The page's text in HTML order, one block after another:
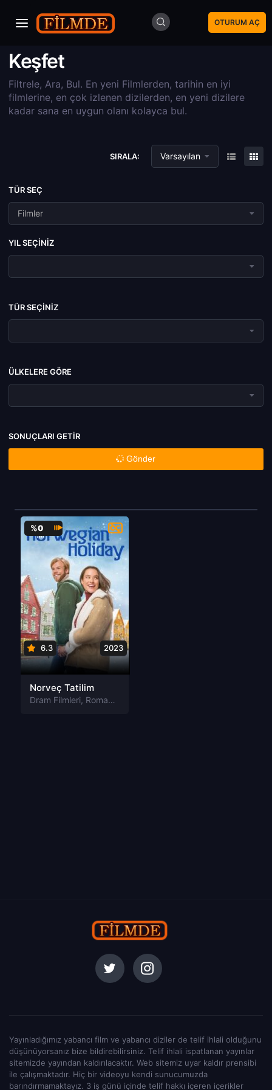
OTURUM AÇ
Keşfet
Filtrele, Ara, Bul. En yeni Filmlerden, tarihin en iyi
filmlerine, en çok izlenen dizilerden, en yeni dizilere
kadar sana en uygun olanı kolayca bul.
SIRALA: Varsayılan
TÜR SEÇ
Filmler
YIL SEÇINIZ
TÜR SEÇINIZ
ÜLKELERE GÖRE
SONUÇLARI GETIR
Gönder
%0
6.3 2023
Norveç Tatilim
Dram Filmleri, Romantik Filmleri
Yayınladığımız yabancı film ve yabancı diziler de telif ihlali olduğunu
düşünüyorsanız bize bildirebilirsiniz. Telif ihlali ispatlanan yayınlar
sitemizde yayından kaldırılacaktır. Web sitemiz uyar kaldır prensibi
ile çalışmaktadır. Hiç bir videoyu kendi sunucumuzda
barındırmamaktayız. 3 iş günü içinde telif hakkı içeren içerikler